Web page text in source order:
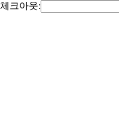
체크아웃: